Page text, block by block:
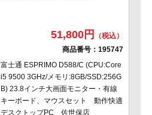
51,800円
商品番号： 195747
富士通 ESPRIMO D588/C (CPU:Core
i5 9500 3GHz/メモリ:8GB/SSD:256G
B) 23.8インチ大画面モニター・有線
キーボード、マウスセット 動作快適
デスクトップPC 佐世保店